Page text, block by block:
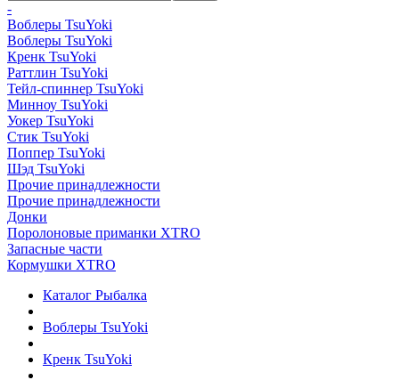
-
Воблеры TsuYoki
Воблеры TsuYoki
Кренк TsuYoki
Раттлин TsuYoki
Тейл-спиннер TsuYoki
Минноу TsuYoki
Уокер TsuYoki
Стик TsuYoki
Поппер TsuYoki
Шэд TsuYoki
Прочие принадлежности
Прочие принадлежности
Донки
Поролоновые приманки XTRO
Запасные части
Кормушки XTRO
Каталог Рыбалка
Воблеры TsuYoki
Кренк TsuYoki